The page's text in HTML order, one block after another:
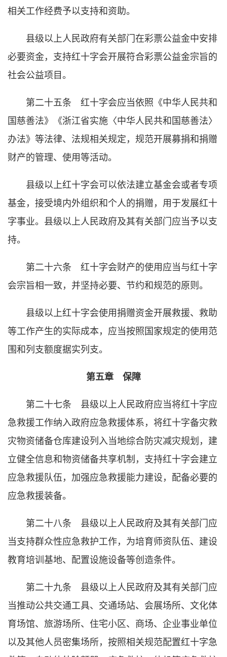
相关工作经费予以支持和资助。
县级以上人民政府有关部门在彩票公益金中安排
必要资金，支持红十字会开展符合彩票公益金宗旨的
社会公益项目。
第二十五条 红十字会应当依照《中华人民共和
国慈善法》《浙江省实施〈中华人民共和国慈善法〉
办法》等法律、法规相关规定，规范开展募捐和捐赠
财产的管理、使用等活动。
县级以上红十字会可以依法建立基金会或者专项
基金，接受境内外组织和个人的捐赠，用于发展红十
字事业。县级以上人民政府及其有关部门应当予以支
持。
第二十六条 红十字会财产的使用应当与红十字
会宗旨相一致，并坚持必要、节约和规范的原则。
县级以上红十字会使用捐赠资金开展救援、救助
等工作产生的实际成本，应当按照国家规定的使用范
围和列支额度据实列支。
第五章 保障
第二十七条 县级以上人民政府应当将红十字应
急救援工作纳入政府应急救援体系，将红十字备灾救
灾物资储备仓库建设列入当地综合防灾减灾规划，建
立健全信息和物资储备共享机制，支持红十字会建立
应急救援队伍，加强应急救援能力建设，配备必要的
应急救援装备。
第二十八条 县级以上人民政府及其有关部门应
当支持群众性应急救护工作，为培育师资队伍、建设
教育培训基地、配置设施设备等创造条件。
第二十九条 县级以上人民政府及其有关部门应
当推动公共交通工具、交通场站、会展场所、文化体
育场馆、旅游场所、住宅小区、商场、企业事业单位
以及其他人员密集场所，按照相关规范配置红十字急